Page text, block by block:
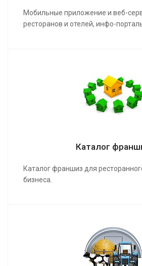
Мобильные приложение и веб-
ресторанов и отелей, инфо-
Каталог
Каталог франшиз для
бизнеса.